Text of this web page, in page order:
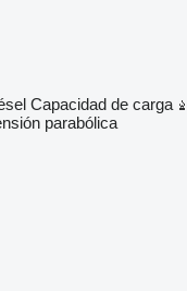
Capacidad de carga
parabólica